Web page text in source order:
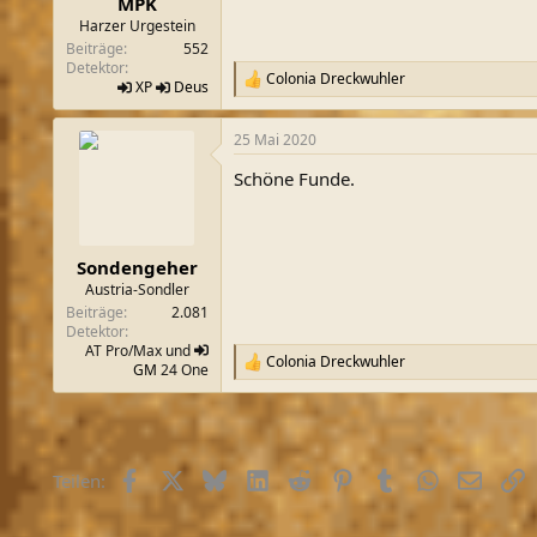
Harzer Urgestein
Beiträge
552
Detektor
XP
Deus
R
e
a
k
i
Colonia Dreckwuhler
Sondengeher
Austria-Sondler
Beiträge
2.081
Detektor
AT Pro/Max und
GM 24 One
25 Mai 2020
Schöne Funde.
R
e
e
Colonia Dreckwuhler
Teilen: Facebook
X (Twitter)
BlueskyLinkedIn
Reddit PinterestTumblrWhatsApp
E-Mail